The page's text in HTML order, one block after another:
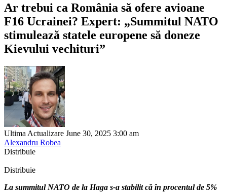
Ar trebui ca România să ofere avioane
F16 Ucrainei? Expert: „Summitul NATO
stimulează statele europene să doneze
Kievului vechituri”
Ultima Actualizare June 30, 2025 3:00 am
Alexandru Robea
Distribuie
Distribuie
La summitul NATO de la Haga s-a stabilit că în procentul de 5%